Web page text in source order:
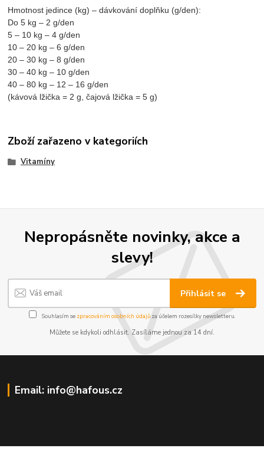
Hmotnost jedince (kg) – dávkování doplňku (g/den):
Do 5 kg – 2 g/den
5 – 10 kg – 4 g/den
10 – 20 kg – 6 g/den
20 – 30 kg – 8 g/den
30 – 40 kg – 10 g/den
40 – 80 kg – 12 – 16 g/den
(kávová lžička = 2 g, čajová lžička = 5 g)
Zboží zařazeno v kategoriích
Vitamíny
Nepropásněte novinky, akce a
slevy!
Přihlásit se
Souhlasím se zpracováním osobních údajůza účelem rozesílky newsletteru.
Můžete se kdykoli odhlásit. Zasíláme jednou za 14 dní.
Email: info@hafous.cz